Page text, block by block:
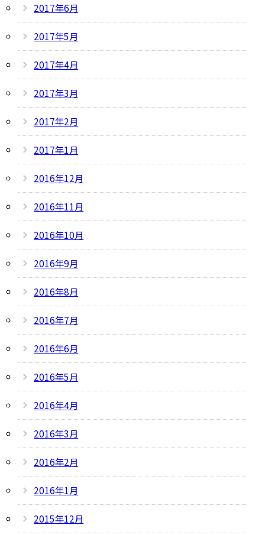
2017年6月
2017年5月
2017年4月
2017年3月
2017年2月
2017年1月
2016年12月
2016年11月
2016年10月
2016年9月
2016年8月
2016年7月
2016年6月
2016年5月
2016年4月
2016年3月
2016年2月
2016年1月
2015年12月